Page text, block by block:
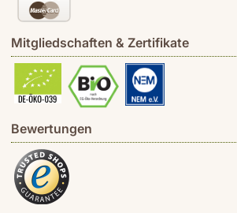
Mitgliedschaften & Zertifikate
Bewertungen